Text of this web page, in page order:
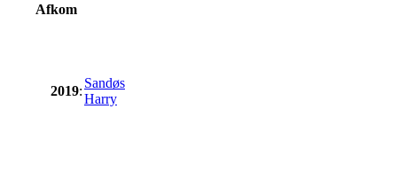
Afkom
2019:
Sandøs
Harry